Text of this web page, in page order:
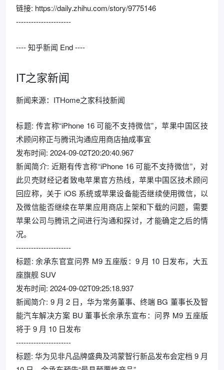
链接: https://daily.zhihu.com/story/9775146
----------------------
---- 知乎新闻 End ----
IT之家新闻
新闻来源：ITHome之家科技新闻
标题: 传言称“iPhone 16 可能不支持微信”，苹果中国区技
术顾问称正与腾讯沟通应用商店抽成事宜
发布时间: 2024-09-02T20:20:40.967
新闻简介: 近期有传言称“iPhone 16 可能不支持微信”，对
此贝壳财经记者致电苹果官方热线，苹果中国区技术顾问
回应称，关于 iOS 系统或苹果设备能否继续使用微信，以
及微信能否继续在苹果应用商店上架和下载的问题，需要
苹果公司与腾讯之间进行沟通和探讨，才能确定之后的情
况。
----------------------
标题: 余承东官宣问界 M9 五座版：9 月 10 日发布，大五
座旗舰 SUV
发布时间: 2024-09-02T09:25:18.937
新闻简介: 9 月 2 日，华为常务董事、终端 BG 董事长及智
能汽车解决方案 BU 董事长余承东宣布：问界 M9 五座版
将于 9 月 10 日发布
----------------------
标题: 华为见非凡品牌盛典及鸿蒙智行新品发布会定档 9 月